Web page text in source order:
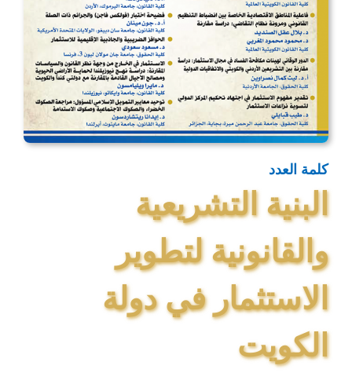
كلمة العدد
البنية التشريعية
والقانونية لتطوير
الاستثمار في دولة
الكويت